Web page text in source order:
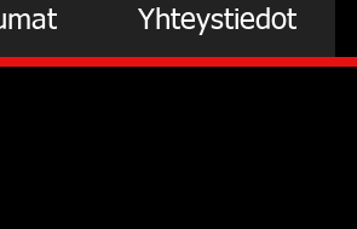
Yhteystiedot